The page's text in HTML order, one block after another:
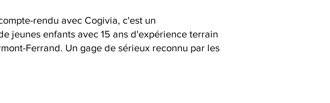
rendu avec Cogivia, c'est un
jeunes enfants avec 15 ans d'expérience terrain
Ferrand. Un gage de sérieux reconnu par les